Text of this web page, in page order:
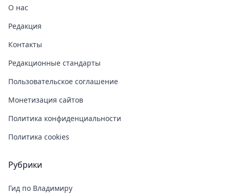
О нас
Редакция
Контакты
Редакционные стандарты
Пользовательское соглашение
Монетизация сайтов
Политика конфиденциальности
Политика cookies
Рубрики
Гид по Владимиру